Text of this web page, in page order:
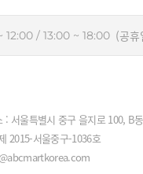
12:00 / 13:00 ~ 18:00 (공휴
: 서울특별시 중구 을지로 100, B
2015-서울중구-1036호